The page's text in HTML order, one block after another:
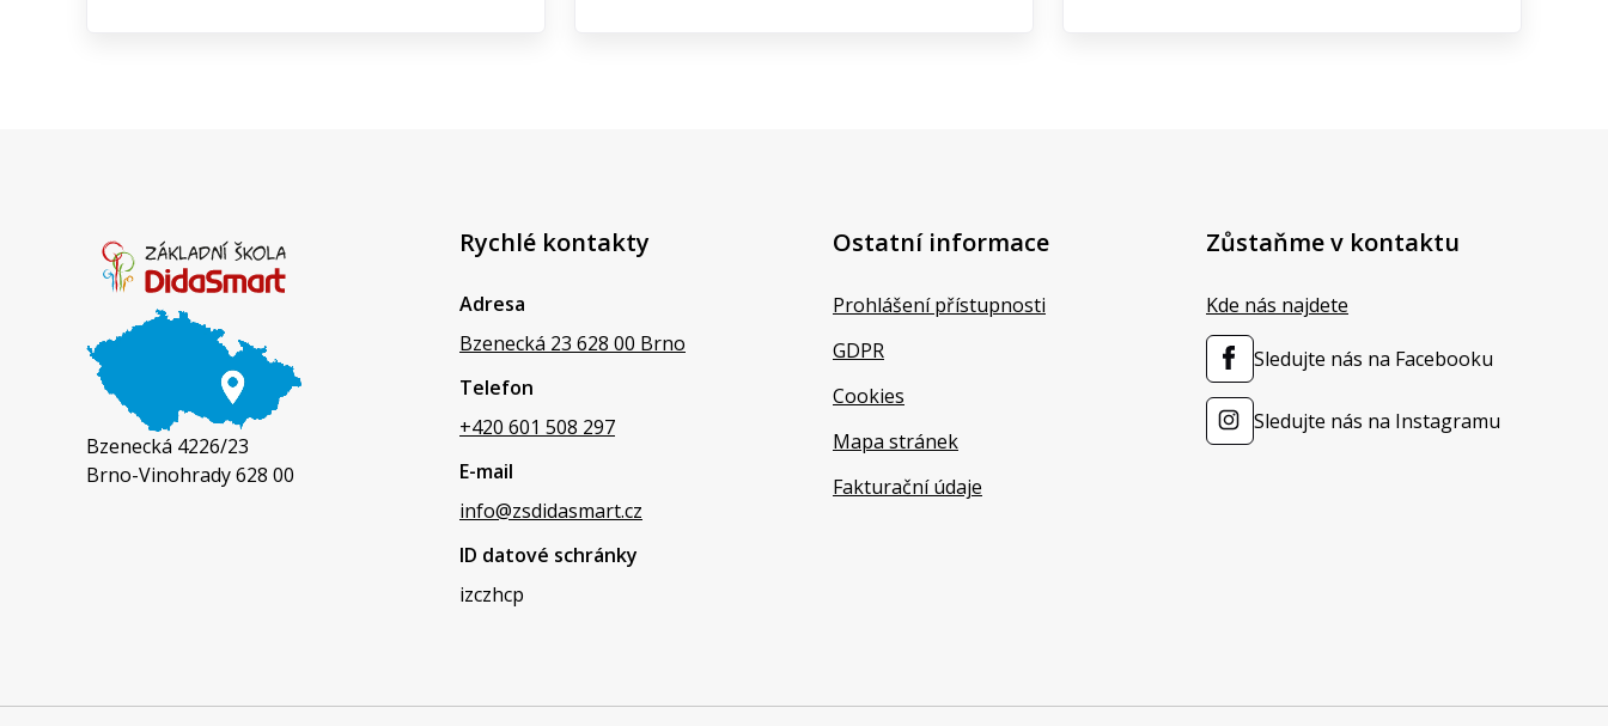
Bzenecká 4226/23
Brno-Vinohrady 628 00
Rychlé kontakty
Adresa
Bzenecká 23 628 00 Brno
Telefon
+420 601 508 297
E-mail
info@zsdidasmart.cz
ID datové schránky
izczhcp
Ostatní informace
Prohlášení přístupnosti
GDPR
Cookies
Mapa stránek
Fakturační údaje
Zůstaňme v kontaktu
Kde nás najdete
Sledujte nás na Facebooku
Sledujte nás na Instagramu